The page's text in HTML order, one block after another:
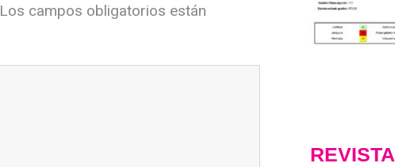
Los campos obligatorios están
REVISTA